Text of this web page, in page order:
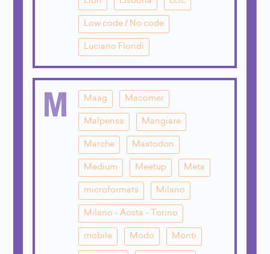
Low code / No code
Luciano Floridi
M Maag Macomer
Malpensa Mangiare
Marche Mastodon
Medium Meetup Meta
microformats Milano
Milano - Aosta - Torino
mobile Modo Monti